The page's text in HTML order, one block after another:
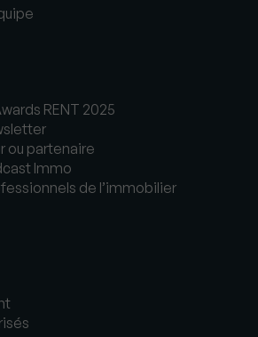
RENT 2025
ou partenaire
Immo
de l’immobilier